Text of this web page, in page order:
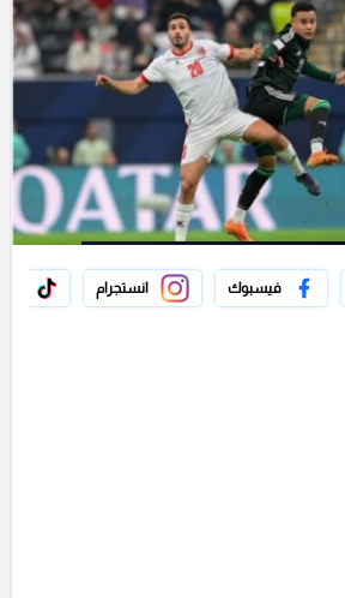
فيسبوك انستجرام